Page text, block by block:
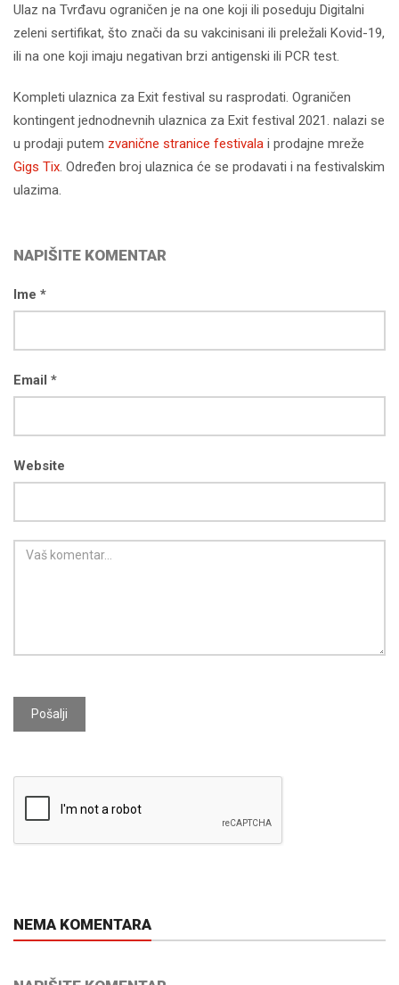
Ulaz na Tvrđavu ograničen je na one koji ili poseduju Digitalni
zeleni sertifikat, što znači da su vakcinisani ili preležali Kovid-19,
ili na one koji imaju negativan brzi antigenski ili PCR test.
Kompleti ulaznica za Exit festival su rasprodati. Ograničen
kontingent jednodnevnih ulaznica za Exit festival 2021. nalazi se
u prodaji putem zvanične stranice festivala i prodajne mreže
Gigs Tix . Određen broj ulaznica će se prodavati i na festivalskim
ulazima.
NAPIŠITE KOMENTAR
Ime *
Email *
Website
Pošalji
NEMA KOMENTARA